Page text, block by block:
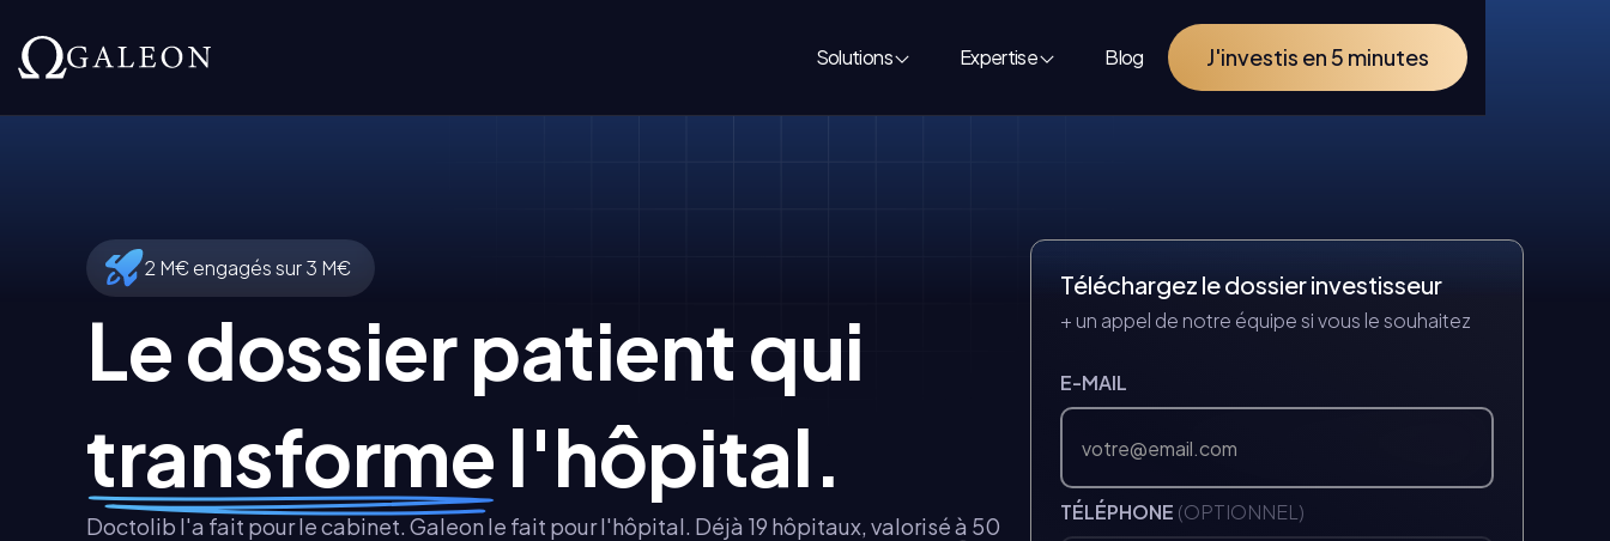
Solutions Expertise Blog J'investis en 5 minutes
2 M€ engagés sur 3 M€
Le dossier patient qui
transforme l'hôpital.
Doctolib l'a fait pour le cabinet. Galeon le fait pour l'hôpital. Déjà 19 hôpitaux, valorisé à 50
Téléchargez le dossier investisseur
+ un appel de notre équipe si vous le souhaitez
E-MAIL
TÉLÉPHONE (OPTIONNEL)